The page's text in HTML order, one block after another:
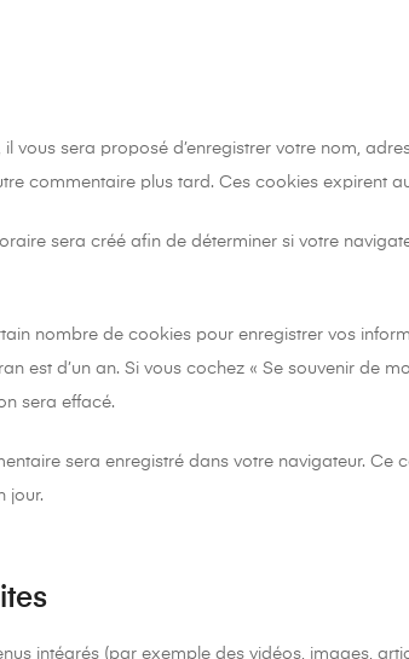
vous sera proposé d’enregistrer votre nom,
commentaire plus tard. Ces cookies expirent
sera créé afin de déterminer si votre
nombre de cookies pour enregistrer vos
est d’un an. Si vous cochez « Se souvenir de
sera effacé.
sera enregistré dans votre navigateur.
jour.
intégrés (par exemple des vidéos, images,